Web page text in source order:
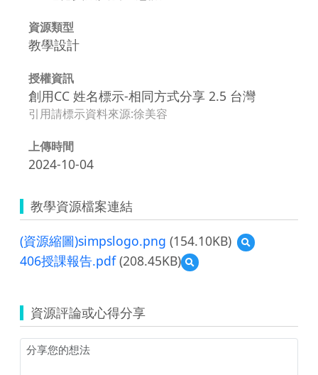
資源類型
教學設計
授權資訊
創用CC 姓名標示-相同方式分享 2.5 台灣
引用請標示資料來源:徐美容
上傳時間
2024-10-04
教學資源檔案連結
(資源縮圖)simpslogo.png (154.10KB)
預
覽
406授課報告.pdf(208.45KB)
預
覽
報
告.pdf
資源評論或心得分享